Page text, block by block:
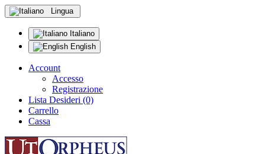
Lingua
Italiano
English
Account
Accesso
Registrazione
Lista Desideri (0)
Carrello
Cassa